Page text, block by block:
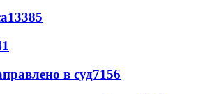
13385
в суд7156